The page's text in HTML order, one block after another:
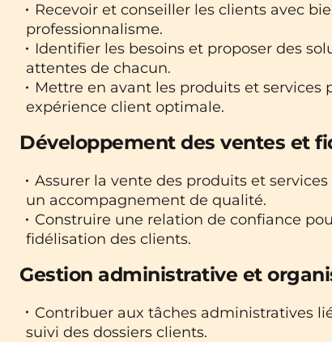
Recevoir et conseiller les clients avec
professionnalisme.
Identifier les besoins et proposer des
attentes de chacun.
Mettre en avant les produits et services
expérience client optimale.
Développement des ventes et
Assurer la vente des produits et
un accompagnement de qualité.
Construire une relation de confiance
fidélisation des clients.
Gestion administrative et
Contribuer aux tâches administratives
suivi des dossiers clients.